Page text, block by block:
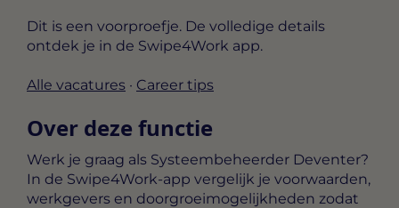
Dit is een voorproefje. De volledige details
ontdek je in de Swipe4Work app.
Alle vacatures · Career tips
Over deze functie
Werk je graag als Systeembeheerder Deventer?
In de Swipe4Work-app vergelijk je voorwaarden,
werkgevers en doorgroeimogelijkheden zodat